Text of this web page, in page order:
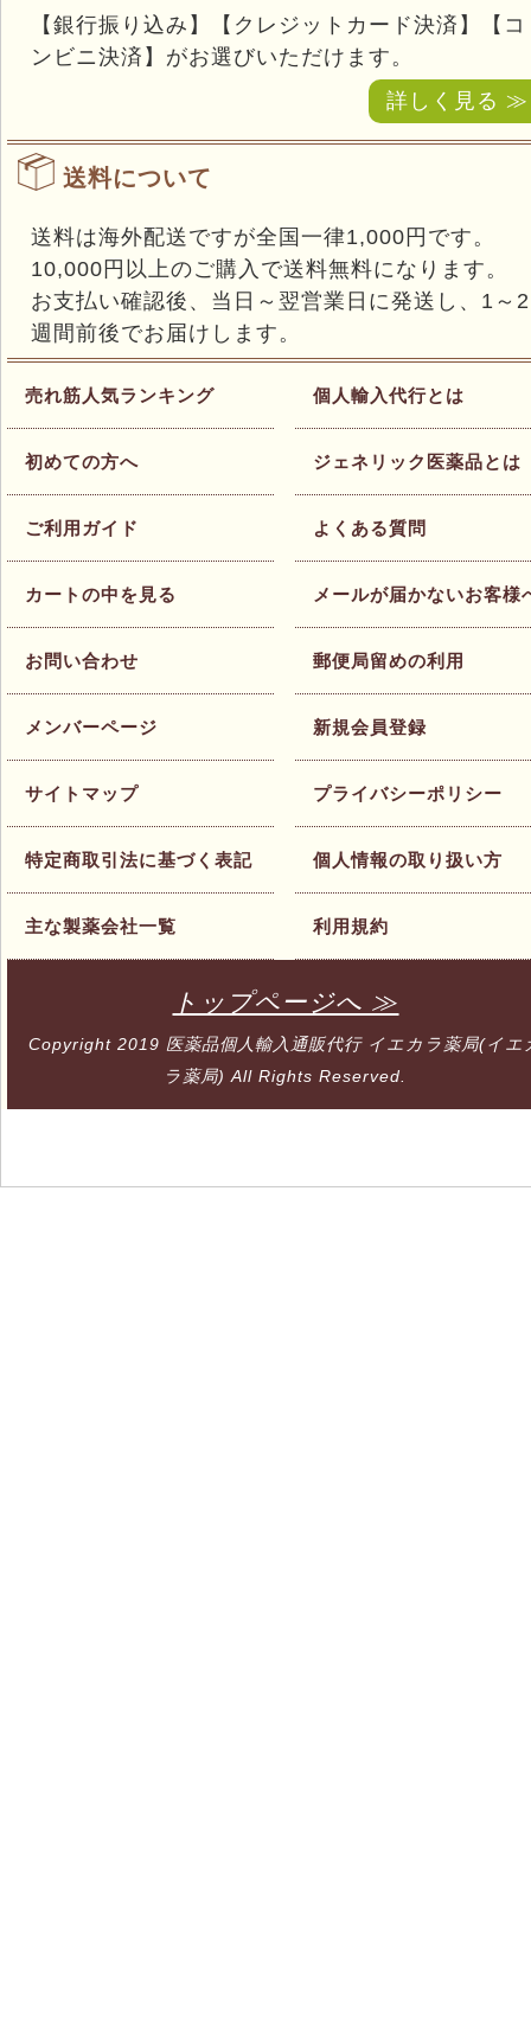
【銀行振り込み】【クレジットカード決済】【コ
ンビニ決済】がお選びいただけます。
詳しく見る ≫
送料について
送料は海外配送ですが全国一律1,000円です。
10,000円以上のご購入で送料無料になります。
お支払い確認後、当日～翌営業日に発送し、1～2
週間前後でお届けします。
売れ筋人気ランキング
初めての方へ
ご利用ガイド
カートの中を見る
お問い合わせ
メンバーページ
サイトマップ
特定商取引法に基づく表記
主な製薬会社一覧
個人輸入代行とは
ジェネリック医薬品とは
よくある質問
メールが届かないお客様
郵便局留めの利用
新規会員登録
プライバシーポリシー
個人情報の取り扱い方
利用規約
トップページへ ≫
Copyright 2019 医薬品個人輸入通販代行 イエカラ薬局(イエ
ラ薬局) All Rights Reserved.